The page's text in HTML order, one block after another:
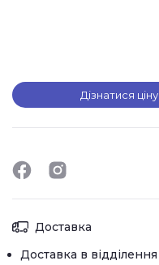
Дізнатися ціну
Доставка
Доставка в відділення